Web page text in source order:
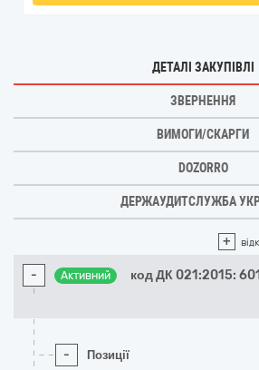
ДЕТАЛІ ЗАКУПІВЛІ
ЗВЕРНЕННЯ
ВИМОГИ/СКАРГИ
DOZORRO
ДЕРЖАУДИТСЛУЖБА
+
- Активний код ДК 021:2015:
- Позиції